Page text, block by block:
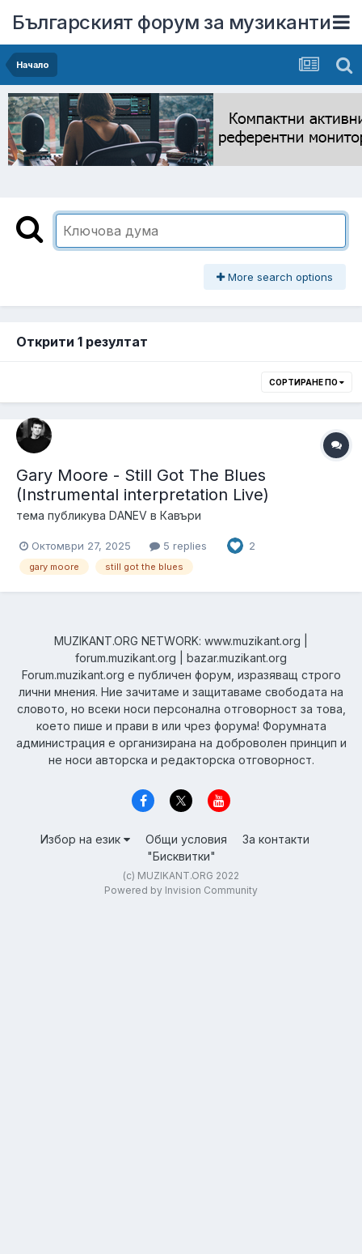
Българският форум за музиканти
Начало
More search options
Открити 1 резултат
СОРТИРАНЕ ПО
Gary Moore - Still Got The Blues
(Instrumental interpretation Live)
тема публикува DANEV в Кавъри
Октомври 27, 2025 5 replies 2
gary moore still got the blues
MUZIKANT.ORG NETWORK: www.muzikant.org |
forum.muzikant.org | bazar.muzikant.org
Forum.muzikant.org е публичен форум, изразяващ строго
лични мнения. Ние зачитаме и защитаваме свободата на
словото, но всеки носи персонална отговорност за това,
което пише и прави в или чрез форума! Форумната
администрация е организирана на доброволен принцип и
не носи авторска и редакторска отговорност.
Избор на език Общи условия
За контакти
"Бисквитки"
(c) MUZIKANT.ORG 2022
Powered by Invision Community